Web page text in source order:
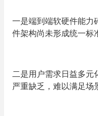
一是端到端软硬件能力
件架构尚未形成统一标
二是用户需求日益多元
严重缺乏，难以满足场